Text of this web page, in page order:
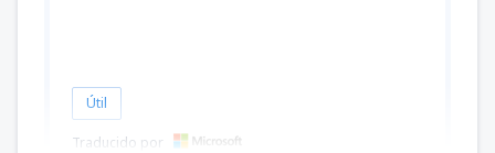
Útil
Traducido por